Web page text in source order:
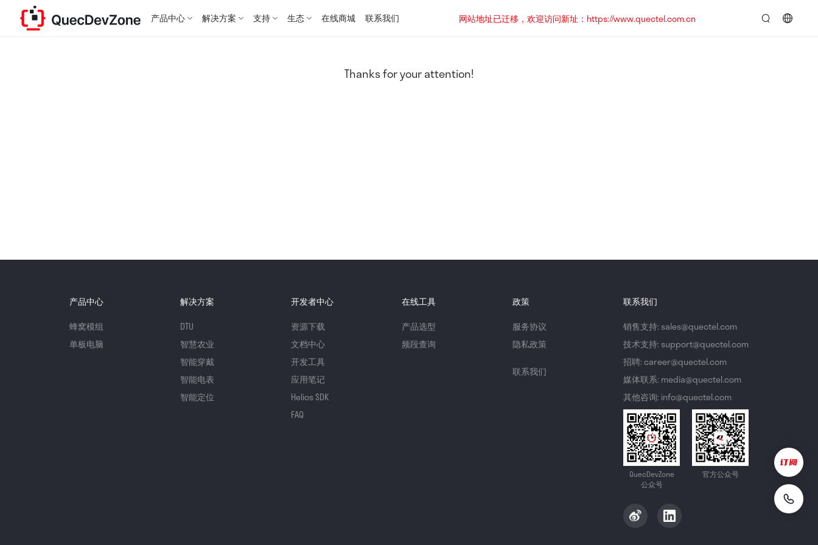
产品中心 解决方案 支持 生态 在线商城 联系我们
网站地址已迁移，欢迎访问新址：https://www.quectel.com.cn
Thanks for your attention!
产品中心
蜂窝模组
单板电脑
解决方案
DTU
智慧农业
智能穿戴
智能电表
智能定位
开发者中心
资源下载
文档中心
开发工具
应用笔记
Helios SDK
FAQ
在线工具
产品选型
频段查询
政策
服务协议
隐私政策
联系我们
联系我们
销售支持: sales@quectel.com
技术支持: support@quectel.com
招聘: career@quectel.com
媒体联系: media@quectel.com
其他咨询: info@quectel.com
QuecDevZone
公众号
官方公众号